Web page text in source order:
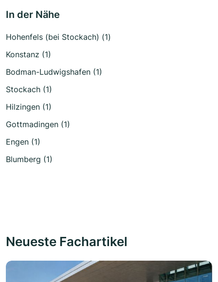
In der Nähe
Hohenfels (bei Stockach) (1)
Konstanz (1)
Bodman-Ludwigshafen (1)
Stockach (1)
Hilzingen (1)
Gottmadingen (1)
Engen (1)
Blumberg (1)
Neueste Fachartikel